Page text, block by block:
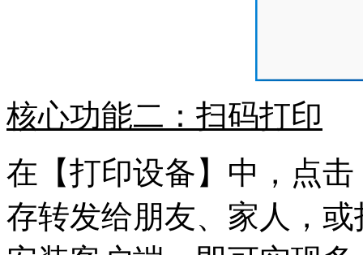
核心功能二：扫码打印
在【打印设备】中，点
存转发给朋友、家人，